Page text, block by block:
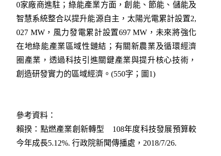
0家廠商進駐；綠能產業方面，創能、節能、儲能及
智慧系統整合以提升能源自主，太陽光電累計設置2,
027 MW，風力發電累計設置697 MW，未來將強化
在地綠能產業區域性鏈結；有關新農業及循環經濟
圈產業，透過科技引進關鍵產業與提升核心技術，
創造研發實力的區域經濟。(550字；圖1)
參考資料：
賴揆：點燃產業創新轉型 108年度科技發展預算較
今年成長5.12%. 行政院新聞傳播處，2018/7/26.